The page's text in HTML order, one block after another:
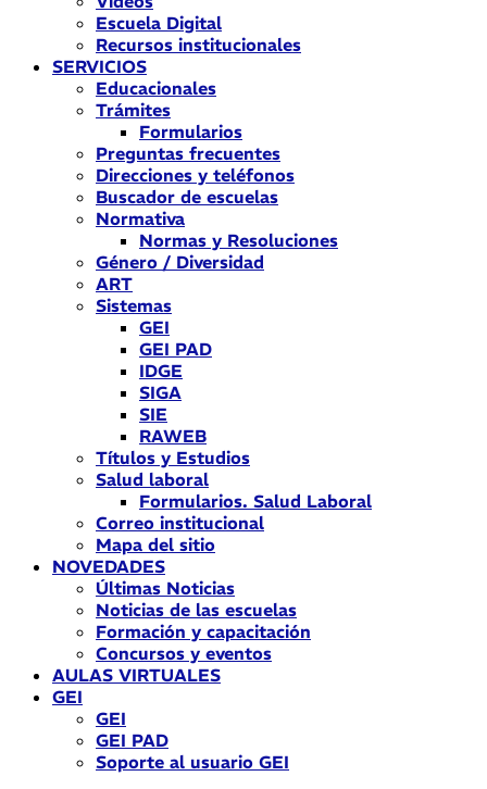
Escuela Digital
Recursos institucionales
SERVICIOS
Educacionales
Trámites
Formularios
Preguntas frecuentes
Direcciones y teléfonos
Buscador de escuelas
Normativa
Normas y Resoluciones
Género / Diversidad
ART
Sistemas
GEI
GEI PAD
IDGE
SIGA
SIE
RAWEB
Títulos y Estudios
Salud laboral
Formularios. Salud Laboral
Correo institucional
Mapa del sitio
NOVEDADES
Últimas Noticias
Noticias de las escuelas
Formación y capacitación
Concursos y eventos
AULAS VIRTUALES
GEI
GEI
GEI PAD
Soporte al usuario GEI